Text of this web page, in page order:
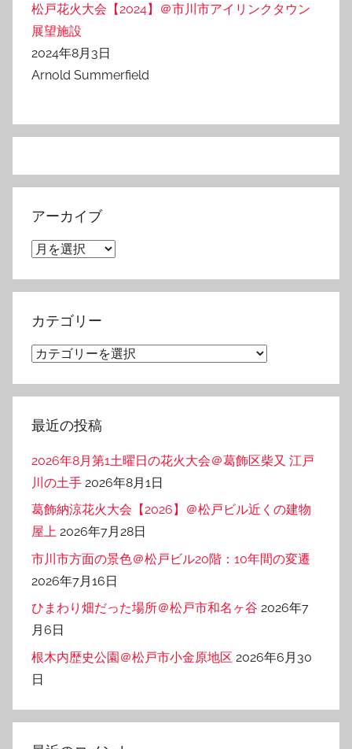
松戸花火大会【2024】＠市川市アイリンクタウン
展望施設
2024年8月3日
Arnold Summerfield
アーカイブ
ア
カ
イ
カテゴリー
カ
ゴ
リ
最近の投稿
2026年8月第1土曜日の花火大会＠葛飾区柴又 江戸
川の土手 2026年8月1日
葛飾納涼花火大会【2026】＠松戸ビル近くの建物
屋上 2026年7月28日
市川市方面の景色＠松戸ビル20階：10年間の変遷
2026年7月16日
ひまわり畑だった場所＠松戸市和名ヶ谷 2026年7
月6日
根木内歴史公園＠松戸市小金原地区 2026年6月30
日